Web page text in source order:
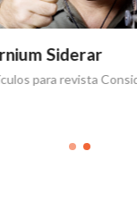
Siderar
para revista